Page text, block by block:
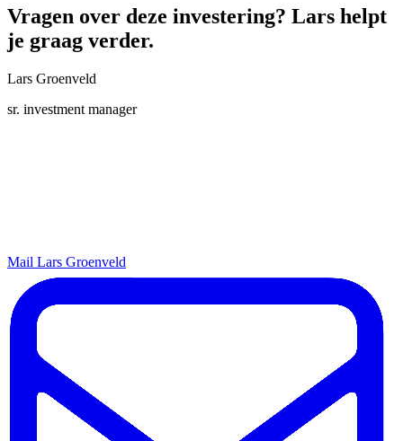
Vragen over deze investering? Lars helpt
je graag verder.
Lars Groenveld
sr. investment manager
Mail Lars Groenveld